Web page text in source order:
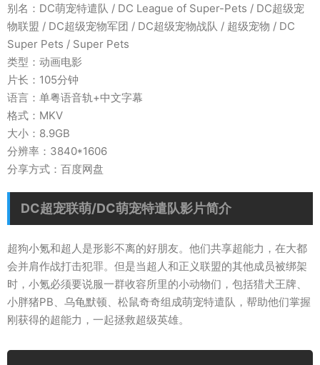
别名：DC萌宠特遣队 / DC League of Super-Pets / DC超级宠
物联盟 / DC超级宠物军团 / DC超级宠物战队 / 超级宠物 / DC
Super Pets / Super Pets
类型：动画电影
片长：105分钟
语言：单粤语音轨+中文字幕
格式：MKV
大小：8.9GB
分辨率：3840*1606
分享方式：百度网盘
DC超宠联萌/DC萌宠特遣队影片简介
超狗小氪和超人是形影不离的好朋友。他们共享超能力，在大都
会并肩作战打击犯罪。但是当超人和正义联盟的其他成员被绑架
时，小氪必须要说服一群收容所里的小动物们，包括猎犬王牌、
小胖猪PB、乌龟默顿、松鼠奇奇组成萌宠特遣队，帮助他们掌握
刚获得的超能力，一起拯救超级英雄。